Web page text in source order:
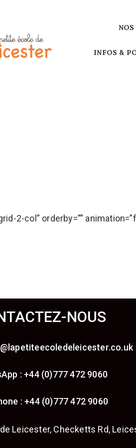
INFOS &
2-col” orderby=””
NOUS
: +44 (0)777 472 9060
: +44 (0)777 472 9060
Leicester, Checketts Rd,